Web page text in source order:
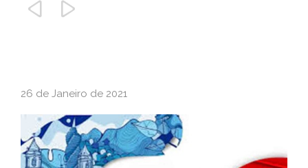
 
26 de Janeiro de 2021